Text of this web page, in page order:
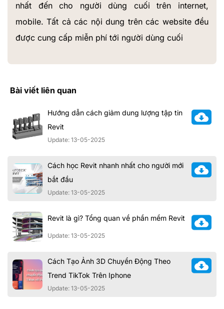
nhất đến cho người dùng cuối trên internet,
mobile. Tất cả các nội dung trên các website đều
được cung cấp miễn phí tới người dùng cuối
Bài viết liên quan
Hướng dẫn cách giảm dung lượng tập tin
Revit
Update: 13-05-2025
Cách học Revit nhanh nhất cho người mới
bắt đầu
Update: 13-05-2025
Revit là gì? Tổng quan về phần mềm Revit
Update: 13-05-2025
Cách Tạo Ảnh 3D Chuyển Động Theo
Trend TikTok Trên Iphone
Update: 13-05-2025